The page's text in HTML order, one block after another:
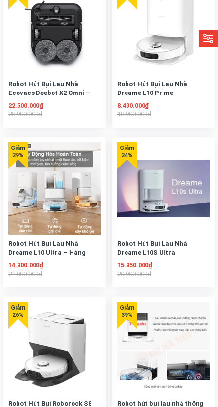
Robot Hút Bụi Lau Nhà
Ecovacs Deebot X2 Omni –
Bản Quốc Tế
22.500.000₫
28.900.000₫
Robot Hút Bụi Lau Nhà
Dreame L10 Prime
8.490.000₫
18.900.000₫
Robot Hút Bụi Lau Nhà
Dreame L10 Ultra – Hàng
Công ty,
14.900.000₫
21.000.000₫
Robot Hút Bụi Lau Nhà
Dreame L10S Ultra
15.950.000₫
20.900.000₫
Robot Hút Bụi Roborock S8 Robot hút bụi lau nhà thông